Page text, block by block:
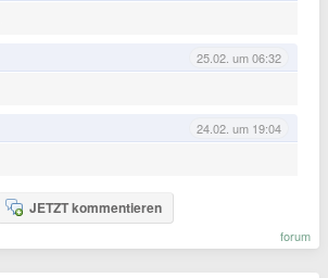
25.02. um 06:32
24.02. um 19:04
JETZT kommentieren
forum